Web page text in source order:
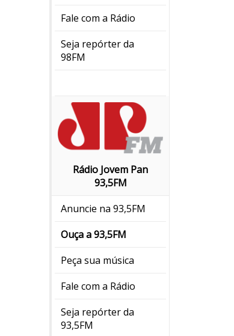
Fale com a Rádio
Seja repórter da
98FM
Rádio Jovem Pan
93,5FM
Anuncie na 93,5FM
Ouça a 93,5FM
Peça sua música
Fale com a Rádio
Seja repórter da
93,5FM